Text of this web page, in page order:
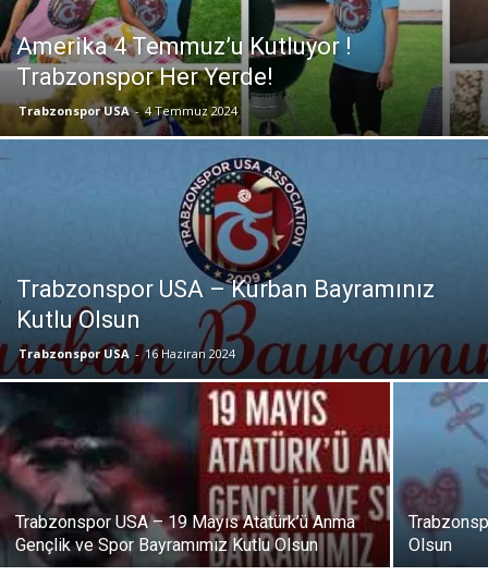
Amerika 4 Temmuz’u Kutluyor !
Trabzonspor Her Yerde!
Trabzonspor USA - 4 Temmuz 2024
Trabzonspor USA – Kurban Bayramınız
Kutlu Olsun
Trabzonspor USA - 16 Haziran 2024
Trabzonspor USA – 19 Mayıs Atatürk’ü Anma
Gençlik ve Spor Bayramımız Kutlu Olsun
Olsun